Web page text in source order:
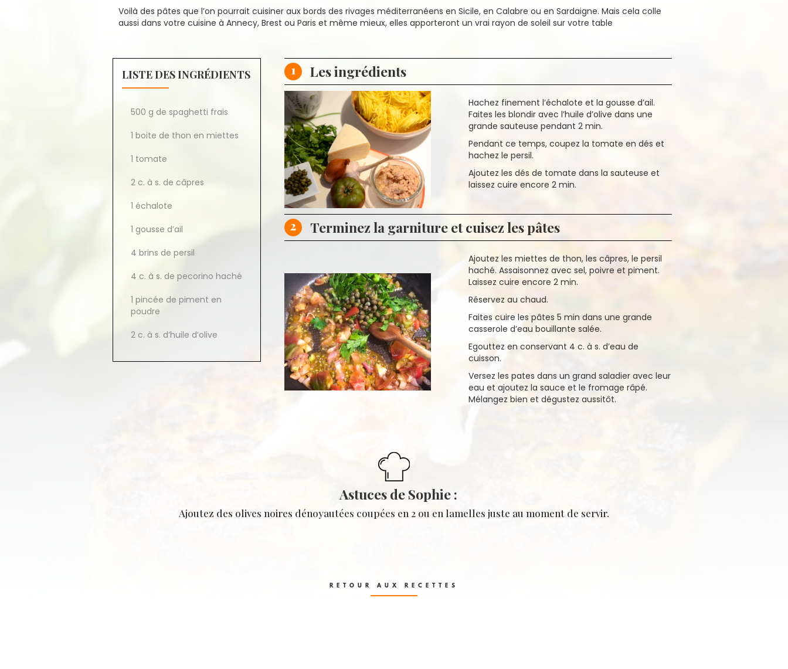
Voilà des pâtes que l’on pourrait cuisiner aux bords des rivages méditerranéens en Sicile, en Calabre ou en Sardaigne. Mais cela colle
aussi dans votre cuisine à Annecy, Brest ou Paris et même mieux, elles apporteront un vrai rayon de soleil sur votre table
LISTE DES INGRÉDIENTS
500 g de spaghetti frais
1 boite de thon en miettes
1 tomate
2 c. à s. de câpres
1 échalote
1 gousse d’ail
4 brins de persil
4 c. à s. de pecorino haché
1 pincée de piment en
poudre
2 c. à s. d’huile d’olive
1 Les ingrédients
Hachez finement l’échalote et la gousse d’ail.
Faites les blondir avec l’huile d’olive dans une
grande sauteuse pendant 2 min.
Pendant ce temps, coupez la tomate en dés et
hachez le persil.
Ajoutez les dés de tomate dans la sauteuse et
laissez cuire encore 2 min.
2 Terminez la garniture et cuisez les pâtes
Ajoutez les miettes de thon, les câpres, le persil
haché. Assaisonnez avec sel, poivre et piment.
Laissez cuire encore 2 min.
Réservez au chaud.
Faites cuire les pâtes 5 min dans une grande
casserole d’eau bouillante salée.
Egouttez en conservant 4 c. à s. d’eau de
cuisson.
Versez les pates dans un grand saladier avec leur
eau et ajoutez la sauce et le fromage râpé.
Mélangez bien et dégustez aussitôt.
Astuces de Sophie :
Ajoutez des olives noires dénoyautées coupées en 2 ou en lamelles juste au moment de servir.
RETOUR AUX RECETTES